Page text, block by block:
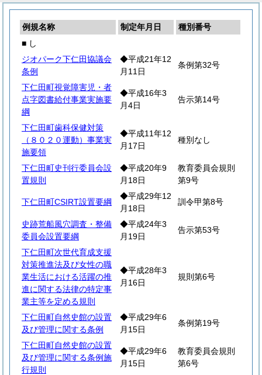
例規名称 制定年月日
種別番号
■ し
ジオパーク下仁田協議会
条例
◆平成21年12
月11日
条例第32号
下仁田町視覚障害児・者
点字図書給付事業実施要
綱
◆平成16年3
月4日
告示第14号
下仁田町歯科保健対策
（８０２０運動）事業実
施要領
◆平成11年12
月17日
種別なし
下仁田町史刊行委員会設
置規則
◆平成20年9
月18日
教育委員会規則
第9号
下仁田町CSIRT設置要綱
◆平成29年12
月18日
訓令甲第8号
史跡荒船風穴調査・整備
委員会設置要綱
◆平成24年3
月19日
告示第53号
下仁田町次世代育成支援
対策推進法及び女性の職
業生活における活躍の推
進に関する法律の特定事
業主等を定める規則
◆平成28年3
月16日
規則第6号
下仁田町自然史館の設置
及び管理に関する条例
◆平成29年6
月15日
条例第19号
下仁田町自然史館の設置
及び管理に関する条例施
行規則
◆平成29年6
月15日
教育委員会規則
第6号